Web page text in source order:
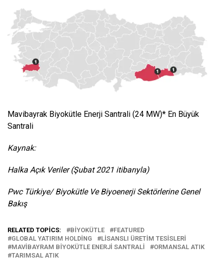
Mavibayrak Biyokütle Enerji Santrali (24 MW)* En Büyük
Santrali
Kaynak:
Halka Açık Veriler (Şubat 2021 itibarıyla)
Pwc Türkiye/ Biyokütle Ve Biyoenerji Sektörlerine Genel
Bakış
RELATED TOPICS: BIYOKÜTLE
FEATURED
GLOBAL YATIRIM HOLDING
LISANSLI ÜRETIM TESISLERI
MAVIBAYRAM BIYOKÜTLE ENERJI SANTRALI
ORMANSAL ATIK
TARIMSAL ATIK